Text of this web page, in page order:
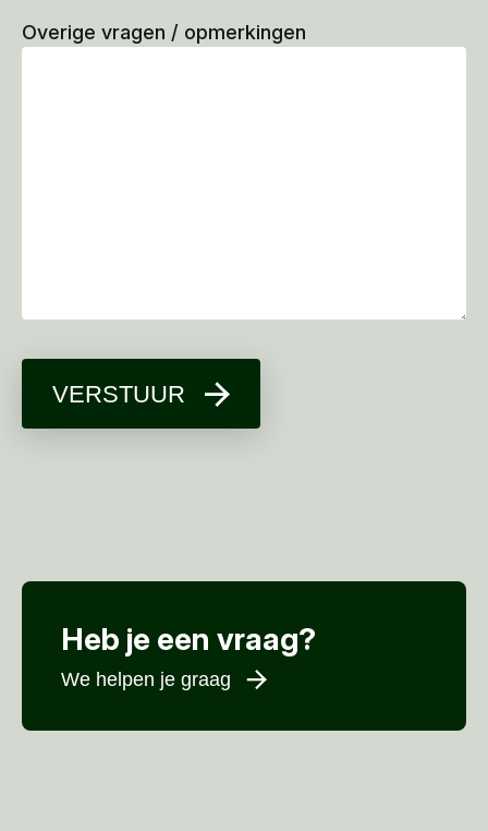
Overige vragen / opmerkingen
VERSTUUR
Heb je een vraag?
We helpen je graag